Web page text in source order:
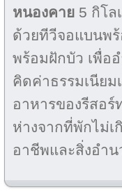
หนองคาย 5 กิโล
ด้วยทีวีจอแบนพ
พร้อมฝักบัว เพื่อ
คิดค่าธรรมเนีย
อาหารของรีสอร์
ห่างจากที่พักไม่เ
อาชีพและสิ่งอำ